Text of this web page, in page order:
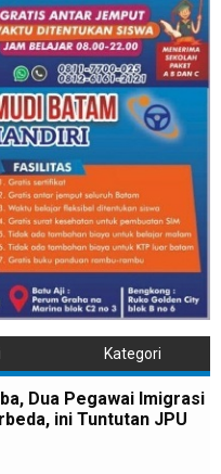
Kategori
Dua Pegawai Imigrasi
ini Tuntutan JPU